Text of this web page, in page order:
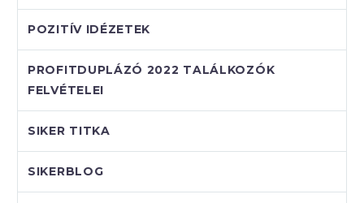
POZITÍV IDÉZETEK
PROFITDUPLÁZÓ 2022 TALÁLKOZÓK
FELVÉTELEI
SIKER TITKA
SIKERBLOG